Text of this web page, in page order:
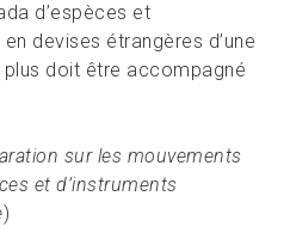
d’espèces et
devises étrangères d’une
doit être accompagné
sur les mouvements
et d’instruments
)